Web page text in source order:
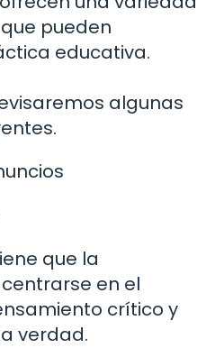
pueden
educativa.
algunas
que la
en el
crítico y
verdad.